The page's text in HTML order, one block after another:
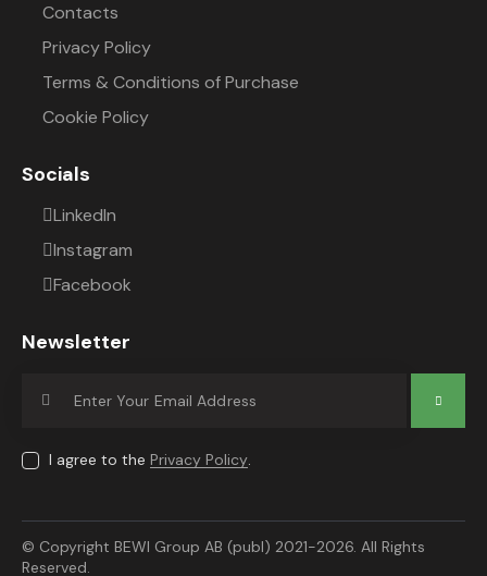
Contacts
Privacy Policy
Terms & Conditions of Purchase
Cookie Policy
Socials
LinkedIn
Instagram
Facebook
Newsletter
Subscrib
I agree to the Privacy Policy.
© Copyright BEWI Group AB (publ) 2021-2026. All Rights
Reserved.